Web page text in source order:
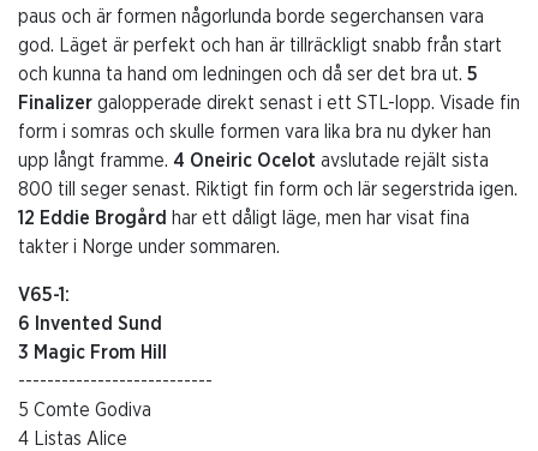
paus och är formen någorlunda borde segerchansen vara
god. Läget är perfekt och han är tillräckligt snabb från start
och kunna ta hand om ledningen och då ser det bra ut. 5
Finalizer galopperade direkt senast i ett STL-lopp. Visade fin
form i somras och skulle formen vara lika bra nu dyker han
upp långt framme. 4 Oneiric Ocelot avslutade rejält sista
800 till seger senast. Riktigt fin form och lär segerstrida igen.
12 Eddie Brogård har ett dåligt läge, men har visat fina
takter i Norge under sommaren.
V65-1:
6 Invented Sund
3 Magic From Hill
---------------------------
5 Comte Godiva
4 Listas Alice